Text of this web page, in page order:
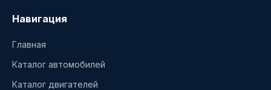
Навигация
Главная
Каталог автомобилей
Каталог двигателей